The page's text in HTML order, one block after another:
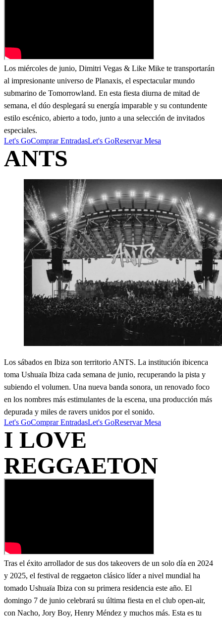
Los miércoles de junio, Dimitri Vegas & Like Mike te transportarán
al impresionante universo de Planaxis, el espectacular mundo
submarino de Tomorrowland. En esta fiesta diurna de mitad de
semana, el dúo desplegará su energía imparable y su contundente
estilo escénico, abierto a todo, junto a una selección de invitados
especiales.
Let's GoComprar EntradasLet's GoReservar Mesa
ANTS
Los sábados en Ibiza son territorio ANTS. La institución ibicenca
toma Ushuaïa Ibiza cada semana de junio, recuperando la pista y
subiendo el volumen. Una nueva banda sonora, un renovado foco
en los nombres más estimulantes de la escena, una producción más
depurada y miles de ravers unidos por el sonido.
Let's GoComprar EntradasLet's GoReservar Mesa
I LOVE
REGGAETON
Tras el éxito arrollador de sus dos takeovers de un solo día en 2024
y 2025, el festival de reggaeton clásico líder a nivel mundial ha
tomado Ushuaïa Ibiza con su primera residencia este año. El
domingo 7 de junio celebrará su última fiesta en el club open-air,
con Nacho, Jory Boy, Henry Méndez y muchos más. Esta es tu